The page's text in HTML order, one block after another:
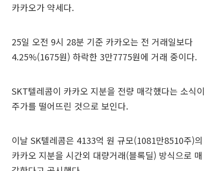
카카오가 약세다.
25일 오전 9시 28분 기준 카카오는 전 거래일보다
4.25%(1675원) 하락한 3만7775원에 거래 중이다.
SKT텔레콤이 카카오 지분을 전량 매각했다는 소식이
주가를 떨어뜨린 것으로 보인다.
이날 SK텔레콤은 4133억 원 규모(1081만8510주)의
카카오 지분을 시간외 대량거래(블록딜) 방식으로 매